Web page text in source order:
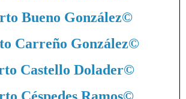
Bueno González©
Carreño González©
Castello Dolader©
Céspedes Ramos©